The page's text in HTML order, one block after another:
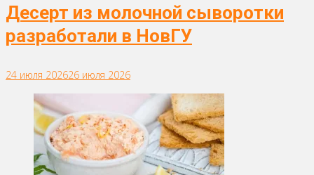
Десерт из молочной сыворотки
разработали в НовГУ
24 июля 202626 июля 2026